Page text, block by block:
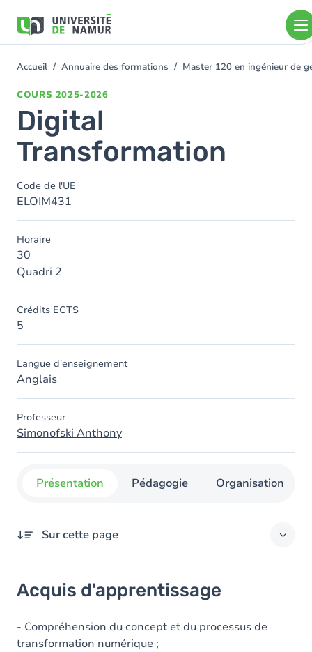
contenu
You
Accueil Annuaire des formations Master 120 en ingénieur de
COURS 2025-2026
Digital
Transformation
Code de l'UE
ELOIM431
Horaire
30
Quadri 2
Crédits ECTS
5
Langue d'enseignement
Anglais
Professeur
Simonofski Anthony
Présentation Pédagogie Organisation
Sur cette page
Objectifs
Contenu
Acquis d'apprentissage
- Compréhension du concept et du processus de
transformation numérique ;